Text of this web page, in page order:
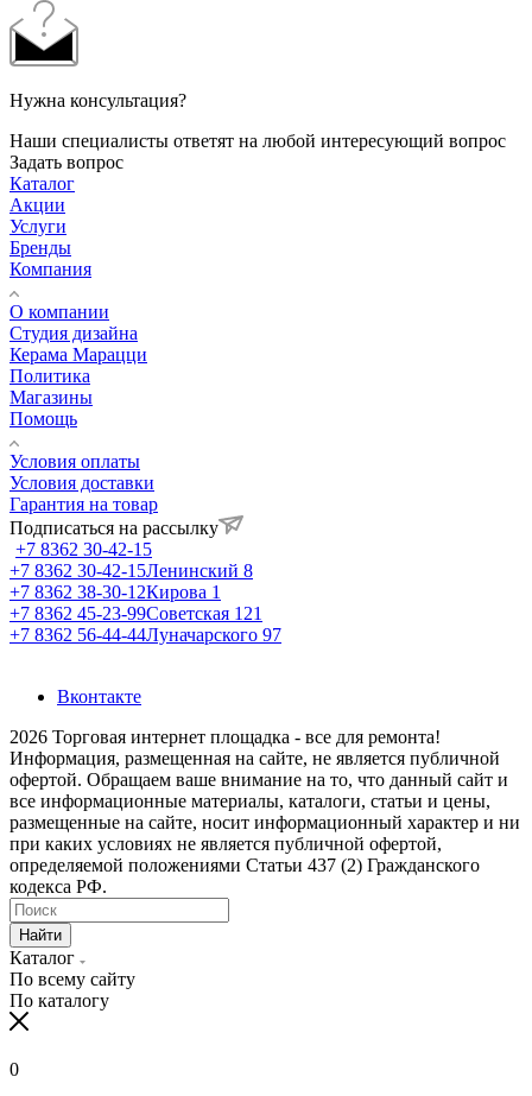
Нужна консультация?
Наши специалисты ответят на любой интересующий вопрос
Задать вопрос
Каталог
Акции
Услуги
Бренды
Компания
О компании
Студия дизайна
Керама Марацци
Политика
Магазины
Помощь
Условия оплаты
Условия доставки
Гарантия на товар
Подписаться на рассылку
+7 8362 30-42-15
+7 8362 30-42-15Ленинский 8
+7 8362 38-30-12Кирова 1
+7 8362 45-23-99Советская 121
+7 8362 56-44-44Луначарского 97
Вконтакте
2026 Торговая интернет площадка - все для ремонта!
Информация, размещенная на сайте, не является публичной
офертой. Обращаем ваше внимание на то, что данный сайт и
все информационные материалы, каталоги, статьи и цены,
размещенные на сайте, носит информационный характер и ни
при каких условиях не является публичной офертой,
определяемой положениями Статьи 437 (2) Гражданского
кодекса РФ.
Найти
Каталог
По всему сайту
По каталогу
0